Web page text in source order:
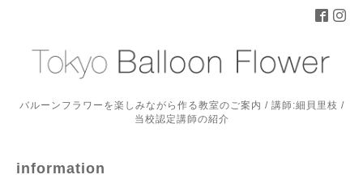
バルーンフラワーを楽しみながら作る教室のご案内 / 講師:細貝里枝 /
当校認定講師の紹介
information